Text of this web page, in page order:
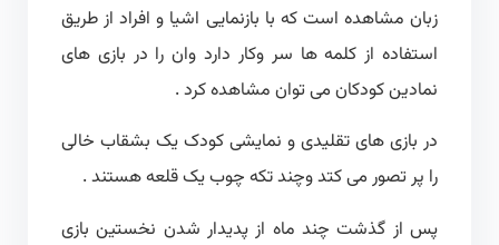
زبان مشاهده است که با بازنمایی اشیا و افراد از طریق
استفاده از کلمه ها سر وکار دارد وان را در بازی های
نمادین کودکان می توان مشاهده کرد .
در بازی های تقلیدی و نمایشی کودک یک بشقاب خالی
را پر تصور می کتد وچند تکه چوب یک قلعه هستند .
پس از گذشت چند ماه از پدیدار شدن نخستین بازی